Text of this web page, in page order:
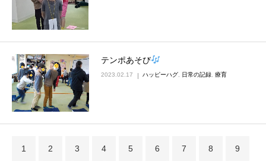
テンポあそび
2023.02.17 ハッピーハグ 日常の記録 療育
1 2 3 4 5 6 7 8 9